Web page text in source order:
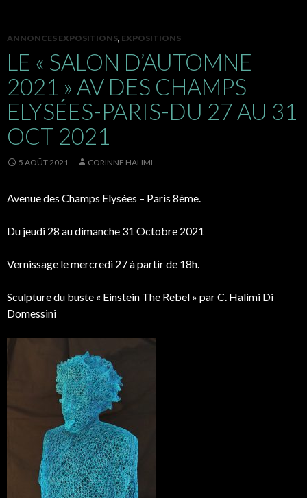
ANNONCES EXPOSITIONS, EXPOSITIONS
LE « SALON D’AUTOMNE
2021 » AV DES CHAMPS
ELYSÉES-PARIS-DU 27 AU 31
OCT 2021
5 AOÛT 2021 CORINNE HALIMI
Avenue des Champs Elysées – Paris 8ème.
Du jeudi 28 au dimanche 31 Octobre 2021
Vernissage le mercredi 27 à partir de 18h.
Sculpture du buste « Einstein The Rebel » par C. Halimi Di
Domessini